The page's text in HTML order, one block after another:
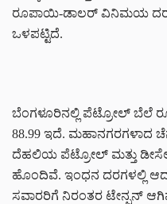
ರೂಪಾಯಿ-ಡಾಲರ್ ವಿನಿಮಯ ದರ
ಒಳಪಟ್ಟಿದೆ.
ಬೆಂಗಳೂರಿನಲ್ಲಿ ಪೆಟ್ರೋಲ್ ಬೆಲೆ
88.99 ಇದೆ. ಮಹಾನಗರಗಳಾದ
ದೆಹಲಿಯ ಪೆಟ್ರೋಲ್ ಮತ್ತು ಡೀಸೆಲ್
ಹೊಂದಿವೆ. ಇಂಧನ ದರಗಳಲ್ಲಿ
ಸವಾರರಿಗೆ ನಿರಂತರ ಟೇನ್ಷನ್